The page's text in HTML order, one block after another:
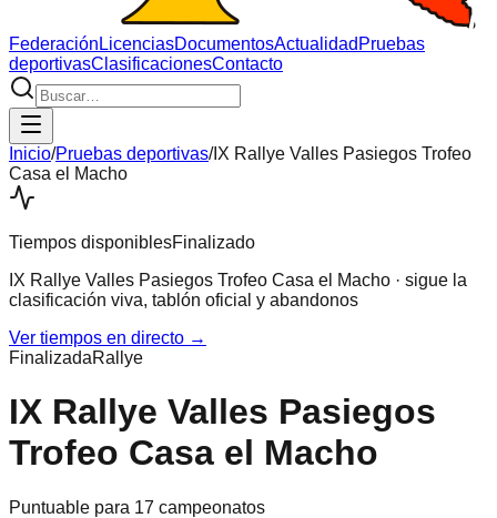
Federación LicenciasDocumentosActualidad Pruebas
deportivasClasificacionesContacto
Inicio/Pruebas deportivas/IX Rallye Valles Pasiegos Trofeo
Casa el Macho
Tiempos disponiblesFinalizado
IX Rallye Valles Pasiegos Trofeo Casa el Macho · sigue la
clasificación viva, tablón oficial y abandonos
Ver tiempos en directo →
FinalizadaRallye
IX Rallye Valles Pasiegos
Trofeo Casa el Macho
Puntuable para 17 campeonatos